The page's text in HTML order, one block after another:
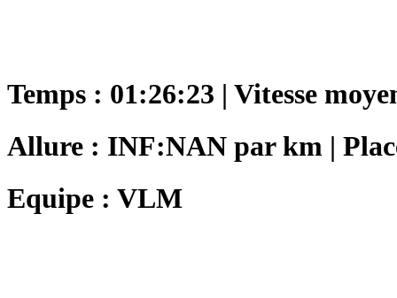
Temps : 01:26:23 | Vitesse
Allure : INF:NAN par km |
Equipe : VLM